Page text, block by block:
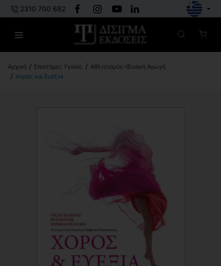
2310 700 682
Επιστήμες Υγείας
Αθλητισμός-Φυσική Αγωγή
Χορός και Ευεξία